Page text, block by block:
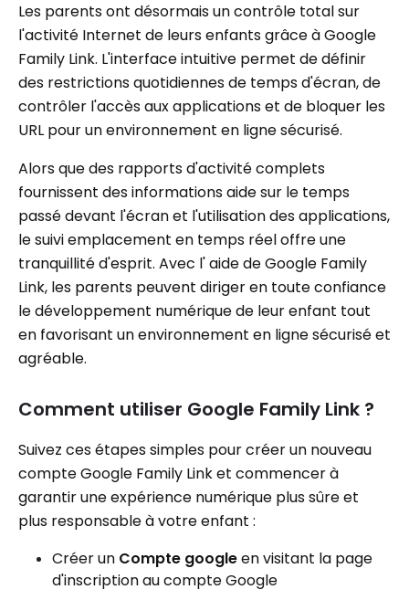
Les parents ont désormais un contrôle total sur
l'activité Internet de leurs enfants grâce à Google
Family Link. L'interface intuitive permet de définir
des restrictions quotidiennes de temps d'écran, de
contrôler l'accès aux applications et de bloquer les
URL pour un environnement en ligne sécurisé.
Alors que des rapports d'activité complets
fournissent des informations aide sur le temps
passé devant l'écran et l'utilisation des applications,
le suivi emplacement en temps réel offre une
tranquillité d'esprit. Avec l' aide de Google Family
Link, les parents peuvent diriger en toute confiance
le développement numérique de leur enfant tout
en favorisant un environnement en ligne sécurisé et
agréable.
Comment utiliser Google Family Link ?
Suivez ces étapes simples pour créer un nouveau
compte Google Family Link et commencer à
garantir une expérience numérique plus sûre et
plus responsable à votre enfant :
Créer un Compte googleen visitant la page
d'inscription au compte Google